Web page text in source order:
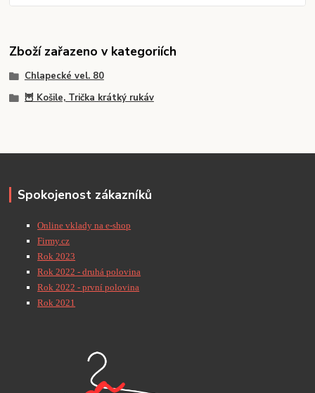
Zboží zařazeno v kategoriích
Chlapecké vel. 80
🦉 Košile, Trička krátký rukáv
Spokojenost zákazníků
Online vklady na e-shop
Firmy.cz
Rok 2023
Rok 2022 - druhá polovina
Rok 2022 - první polovina
Rok 2021